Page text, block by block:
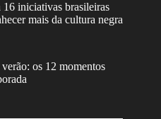
iniciativas brasileiras
mais da cultura negra
os 12 momentos